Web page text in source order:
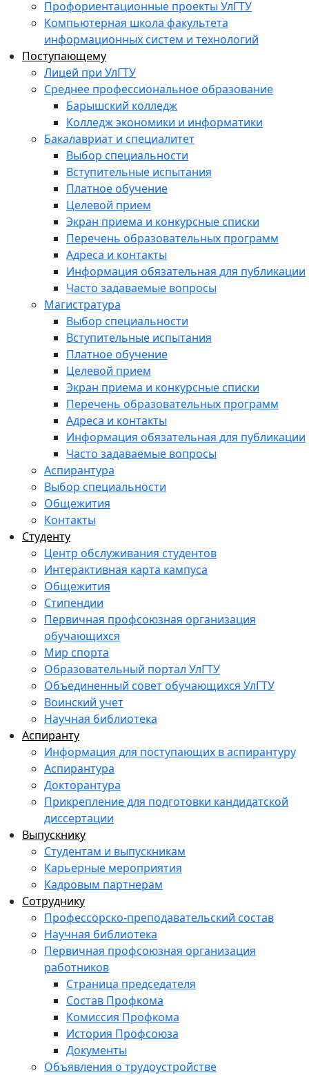
Профориентационные проекты УлГТУ
Компьютерная школа факультета
информационных систем и технологий
Поступающему
Лицей при УлГТУ
Среднее профессиональное образование
Барышский колледж
Колледж экономики и информатики
Бакалавриат и специалитет
Выбор специальности
Вступительные испытания
Платное обучение
Целевой прием
Экран приема и конкурсные списки
Перечень образовательных программ
Адреса и контакты
Информация обязательная для публикации
Часто задаваемые вопросы
Магистратура
Выбор специальности
Вступительные испытания
Платное обучение
Целевой прием
Экран приема и конкурсные списки
Перечень образовательных программ
Адреса и контакты
Информация обязательная для публикации
Часто задаваемые вопросы
Аспирантура
Выбор специальности
Общежития
Контакты
Студенту
Центр обслуживания студентов
Интерактивная карта кампуса
Общежития
Стипендии
Первичная профсоюзная организация
обучающихся
Мир спорта
Образовательный портал УлГТУ
Объединенный совет обучающихся УлГТУ
Воинский учет
Научная библиотека
Аспиранту
Информация для поступающих в аспирантуру
Аспирантура
Докторантура
Прикрепление для подготовки кандидатской
диссертации
Выпускнику
Студентам и выпускникам
Карьерные мероприятия
Кадровым партнерам
Сотруднику
Профессорско-преподавательский состав
Научная библиотека
Первичная профсоюзная организация
работников
Страница председателя
Состав Профкома
Комиссия Профкома
История Профсоюза
Документы
Объявления о трудоустройстве